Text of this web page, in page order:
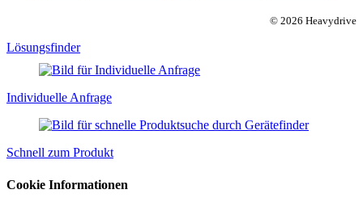
© 2026 Heavydrive
Lösungsfinder
Individuelle Anfrage
Schnell zum Produkt
Cookie Informationen